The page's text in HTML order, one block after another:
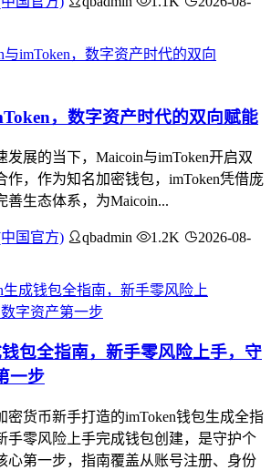
，数字资产时代的双向赋能
发展的当下，Maicoin与imToken开启双
作，作为知名加密钱包，imToken凭借庞
善生态体系，为Maicoin...
国官方) qbadmin 1.2K
2026-08-
包全指南，新手零风险上手，守
一步
密货币新手打造的imToken钱包生成全指
手零风险上手完成钱包创建，是守护个
心第一步，指南覆盖从账号注册、身份